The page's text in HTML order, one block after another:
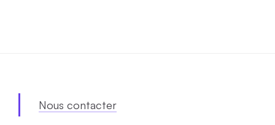
Nous contacter